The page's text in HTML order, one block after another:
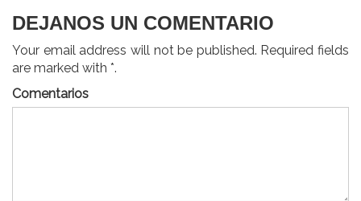
DEJANOS UN COMENTARIO
Your email address will not be published. Required fields
are marked with *.
Comentarios